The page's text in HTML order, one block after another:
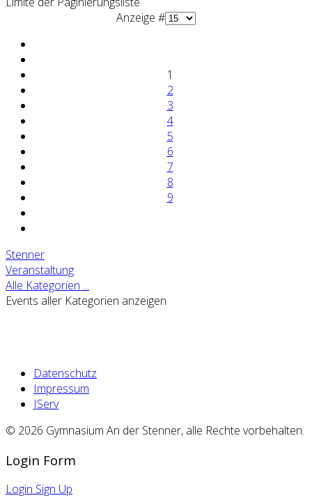
Anzeige #
1
2
3
4
5
6
7
8
9
Stenner
Veranstaltung
Alle Kategorien ...
Events aller Kategorien anzeigen
Datenschutz
Impressum
IServ
© 2026 Gymnasium An der Stenner, alle Rechte vorbehalten.
Login Form
Login Sign Up